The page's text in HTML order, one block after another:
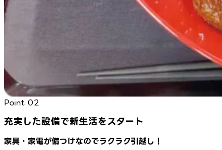
Point 02
充実した設備で新生活をスタート
家具・家電が備つけなのでラクラク引越し！